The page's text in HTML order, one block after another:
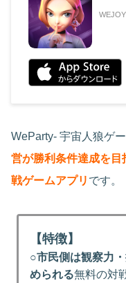
WeParty- 宇宙人狼ゲー
営が勝利条件達成を
戦ゲームアプリ です。
【特徴】
○市民側は観察力
められる無料の対